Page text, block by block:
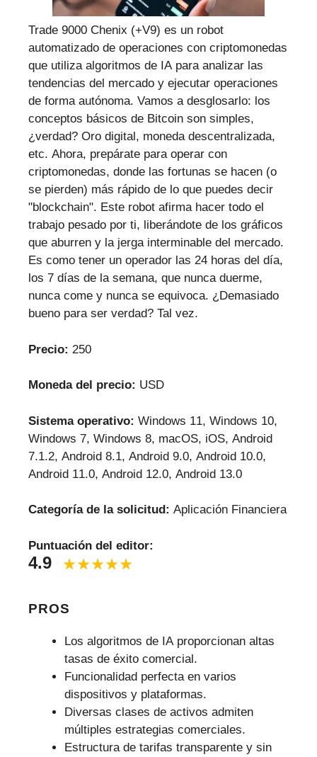
Trade 9000 Chenix (+V9) es un robot
automatizado de operaciones con criptomonedas
que utiliza algoritmos de IA para analizar las
tendencias del mercado y ejecutar operaciones
de forma autónoma. Vamos a desglosarlo: los
conceptos básicos de Bitcoin son simples,
¿verdad? Oro digital, moneda descentralizada,
etc. Ahora, prepárate para operar con
criptomonedas, donde las fortunas se hacen (o
se pierden) más rápido de lo que puedes decir
"blockchain". Este robot afirma hacer todo el
trabajo pesado por ti, liberándote de los gráficos
que aburren y la jerga interminable del mercado.
Es como tener un operador las 24 horas del día,
los 7 días de la semana, que nunca duerme,
nunca come y nunca se equivoca. ¿Demasiado
bueno para ser verdad? Tal vez.
Precio: 250
Moneda del precio: USD
Sistema operativo: Windows 11, Windows 10,
Windows 7, Windows 8, macOS, iOS, Android
7.1.2, Android 8.1, Android 9.0, Android 10.0,
Android 11.0, Android 12.0, Android 13.0
Categoría de la solicitud: Aplicación Financiera
Puntuación del editor:
4.9
PROS
Los algoritmos de IA proporcionan altas
tasas de éxito comercial.
Funcionalidad perfecta en varios
dispositivos y plataformas.
Diversas clases de activos admiten
múltiples estrategias comerciales.
Estructura de tarifas transparente y sin